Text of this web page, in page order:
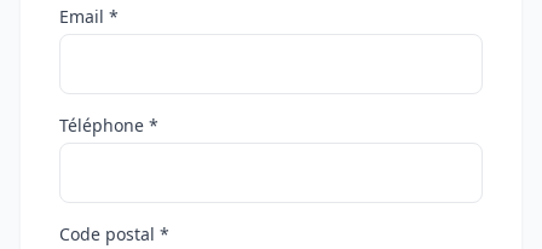
Email *
Téléphone *
Code postal *